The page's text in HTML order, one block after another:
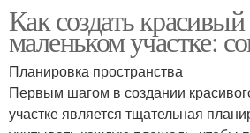
Садовое освещение
Идеи для стен
Как создать красивый
маленьком участке:
Планировка пространства
Первым шагом в создании
участке является тщательная